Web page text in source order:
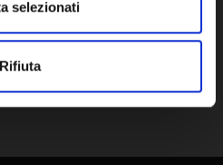
selezionati
Rifiuta